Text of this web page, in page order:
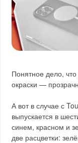
Понятное дело,
окраски —
А вот в случае с
выпускается в
синем, красном и
две расцветки: